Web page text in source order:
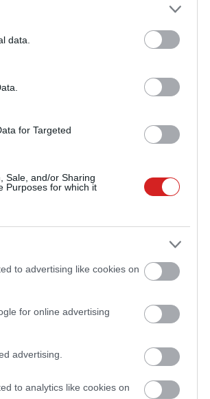
data.
for Targeted
Sale, and/or Sharing
Purposes for which it
to advertising like cookies on
for online advertising
advertising.
to analytics like cookies on
meg
is megmutatjuk,
Android
a felesleges
elintéz
mint az